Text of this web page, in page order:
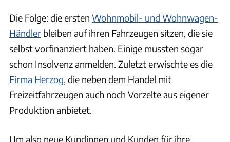
Die Folge: die ersten Wohnmobil- und Wohnwagen-
Händler bleiben auf ihren Fahrzeugen sitzen, die sie
selbst vorfinanziert haben. Einige mussten sogar
schon Insolvenz anmelden. Zuletzt erwischte es die
Firma Herzog, die neben dem Handel mit
Freizeitfahrzeugen auch noch Vorzelte aus eigener
Produktion anbietet.
Um also neue Kundinnen und Kunden für ihre